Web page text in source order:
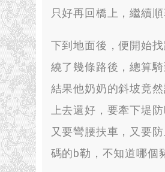
只好再回橋上 ，繼續
下到地面後 ，便開始
繞了幾條路後 ，總算
結果他奶奶的斜坡竟
上去還好 ， 要牽下堤
又要彎腰扶車 ， 又要
碼的b勒 ， 不知道哪個